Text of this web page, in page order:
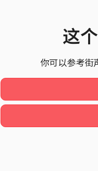
这
你可以参考街